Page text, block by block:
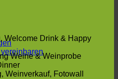
Welcome Drink & Happy
Weine & Weinprobe
Weinverkauf, Fotowall